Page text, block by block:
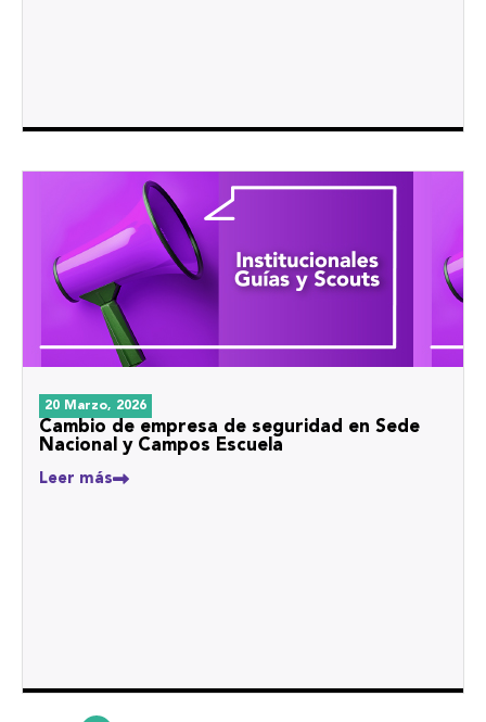
20 Marzo, 2026
Cambio de empresa de seguridad en Sede
Nacional y Campos Escuela
Leer más